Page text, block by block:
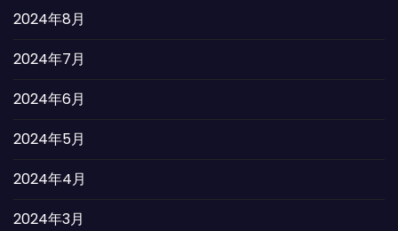
2024年8月
2024年7月
2024年6月
2024年5月
2024年4月
2024年3月